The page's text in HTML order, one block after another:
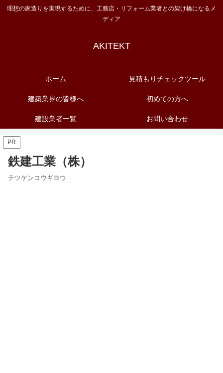
理想の家造りを実現するために、工務店・リフォーム業者との架け橋になるメ
ディア
AKITEKT
ホーム 見積もりチェックツール
建築業界の皆様へ 初めての方へ
建設業者一覧 お問い合わせ
PR
鉄建工業（株）
テツケンコウギヨウ